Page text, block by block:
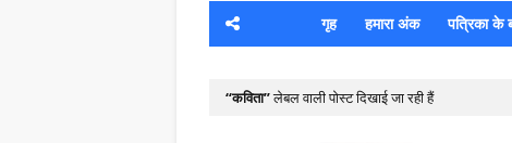
गृह हमारा अंक पत्रिका के
कविता लेबल वाली पोस्ट दिखाई जा रही हैं